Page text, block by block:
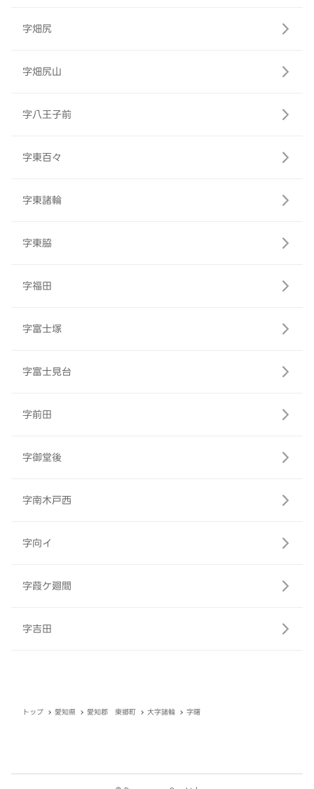
字畑尻
字畑尻山
字八王子前
字東百々
字東諸輪
字東脇
字福田
字富士塚
字富士見台
字前田
字御堂後
字南木戸西
字向イ
字葭ケ廻間
字吉田
トップ 愛知県 愛知郡 東郷町 大字諸輪 字曙